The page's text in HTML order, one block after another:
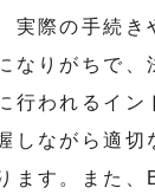
実際の手続き
なりがちで、
行われるイン
しながら適切
ます。また、